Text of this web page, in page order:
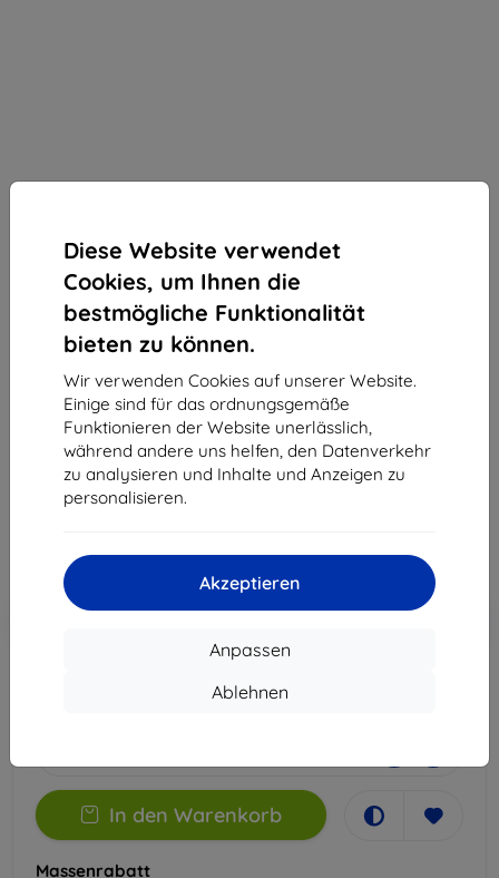
Diese Website verwendet
Cookies, um Ihnen die
bestmögliche Funktionalität
bieten zu können.
Wir verwenden Cookies auf unserer Website.
Einige sind für das ordnungsgemäße
Funktionieren der Website unerlässlich,
während andere uns helfen, den Datenverkehr
zu analysieren und Inhalte und Anzeigen zu
personalisieren.
Akzeptieren
Anpassen
Ablehnen
3mk Silky Matt Privacy Schutzfolie für Vivo X100
Geeignet für: Vivo X100 Pro
14,90 €
13,41 €
ohne MWSt11,27 €
Rabatt mit Gutschein
In den
In den Warenkorb
Massenrabatt